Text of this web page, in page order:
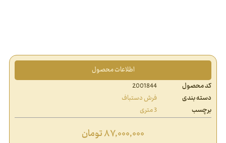
اطلاعات محصول
کد محصول
2001844
دسته بندی
فرش دستباف
برچسب
3 متری
۸۷,۰۰۰,۰۰۰تومان